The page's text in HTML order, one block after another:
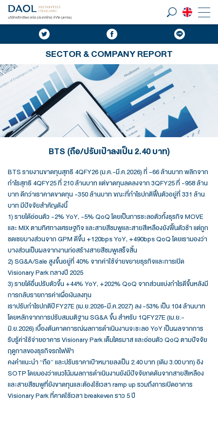
SECTOR & COMPANY REPORT
BTS (ถือ/ปรับเป้าลงเป็น 2.40 บาท)
BTS รายงานขาดทุนสุทธิ 4QFY26 (ม.ค.-มี.ค.2026) ที่ -66 ล้านบาท พลิกจาก
กำไรสุทธิ 4QFY25 ที่ 210 ล้านบาท แต่ขาดทุนลดลงจาก 3QFY25 ที่ -958 ล้าน
บาท ดีกว่าเราคาดขาดทุน -350 ล้านบาท ขณะที่กำไรปกติฟื้นตัวอยู่ที่ 331 ล้าน
บาท มีปัจจัยสำคัญดังนี้
1) รายได้อ่อนตัว -2% YoY, -5% QoQ โดยเป็นการชะลอตัวทั้งธุรกิจ MOVE
และ MIX ตามทิศทางเศรษฐกิจ และสายสีชมพูและสายสีเหลืองยังฟื้นตัวช้า แต่ถูก
ชดเชยบางส่วนจาก GPM ดีขึ้น +120bps YoY, +490bps QoQ โดยเรามองว่า
บางส่วนเป็นผลจากงานก่อสร้างสายสีชมพูเสร็จสิ้น
2) SG&A/Sale สูงขึ้นอยู่ที่ 40% จากค่าใช้จ่ายขยายธุรกิจและการเปิด
Visionary Park กลางปี 2025
3) รายได้อื่นปรับตัวขึ้น +44% YoY, +202% QoQ จากส่วนแบ่งกำไรดีขึ้นหลังมี
การกลับรายการค่าเผื่อเงินลงทุน
เราปรับกำไรปกติปี FY27E (เม.ย.2026-มี.ค.2027) ลง -53% เป็น 104 ล้านบาท
โดยหลักจากการปรับสมมติฐาน SG&A ขึ้น สำหรับ 1QFY27E (เม.ย.-
มิ.ย.2026) เบื้องต้นคาดการณ์ผลการดำเนินงานจะชะลอ YoY เป็นผลจากการ
รับรู้ค่าใช้จ่ายอาคาร Visionary Park เต็มไตรมาส และอ่อนตัว QoQ ตามปัจจัย
ฤดูกาลของธุรกิจรถไฟฟ้า
คงคำแนะนำ “ถือ” และปรับราคาเป้าหมายลงเป็น 2.40 บาท (เดิม 3.00 บาท) อิง
SOTP โดยมองว่าแนวโน้มผลการดำเนินงานยังมีปัจจัยกดดันจากสายสีเหลือง
และสายสีชมพูที่ยังขาดทุนและต้องใช้เวลา ramp up รวมถึงการเปิดอาคาร
Visionary Park ที่คาดใช้เวลา breakeven ราว 5 ปี